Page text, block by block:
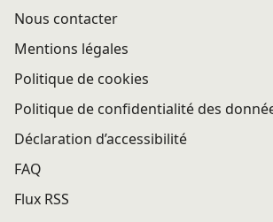
Nous contacter
Mentions légales
Politique de cookies
Politique de confidentialité des
Déclaration d’accessibilité
FAQ
Flux RSS